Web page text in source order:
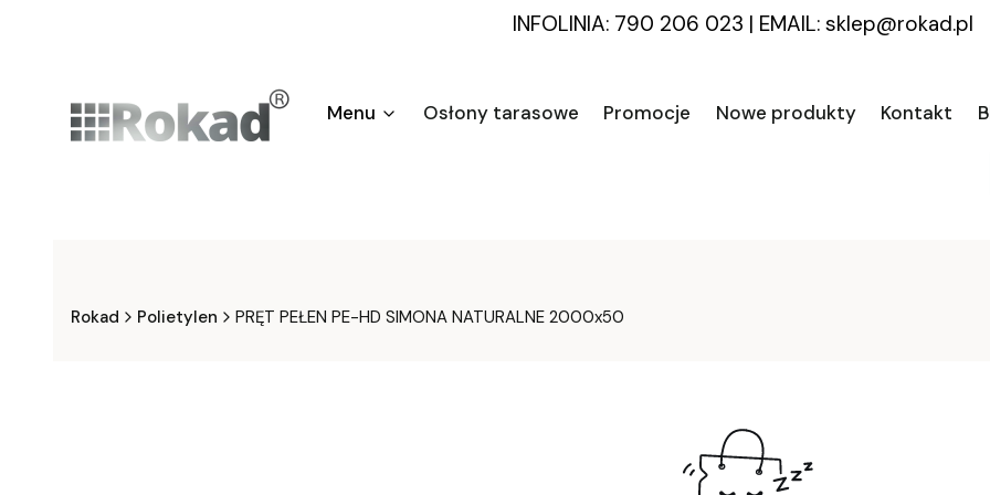
INFOLINIA: 790 206 023 | EMAIL: sklep@rokad.pl
Menu Osłony tarasowe Promocje Nowe produkty Kontakt
Rokad Polietylen PRĘT PEŁEN PE-HD SIMONA NATURALNE 2000x50